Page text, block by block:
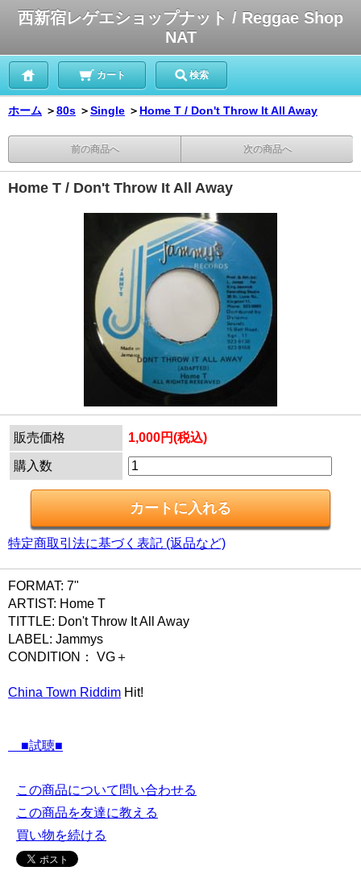
西新宿レゲエショップナット / Reggae Shop
NAT
カート 検索
ホーム ＞80s ＞Single ＞ Home T / Don't Throw It All Away
前の商品へ 次の商品へ
Home T / Don't Throw It All Away
販売価格 1,000円(税込)
購入数
特定商取引法に基づく表記 (返品など)
FORMAT: 7"
ARTIST: Home T
TITTLE: Don't Throw It All Away
LABEL: Jammys
CONDITION： VG＋
China Town Riddim Hit!
■試聴■
この商品について問い合わせる
この商品を友達に教える
買い物を続ける